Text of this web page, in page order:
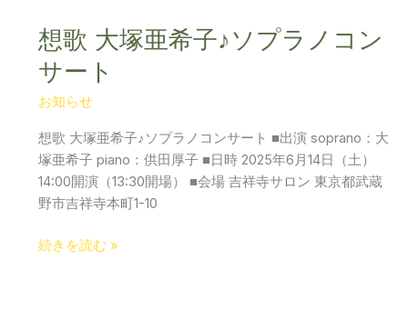
想歌 大塚亜希子♪ソプラノコン
サート
お知らせ
想歌 大塚亜希子♪ソプラノコンサート ■出演 soprano：大
塚亜希子 piano：供田厚子 ■日時 2025年6月14日（土）
14:00開演（13:30開場） ■会場 吉祥寺サロン 東京都武蔵
野市吉祥寺本町1-10
想
歌
大
塚
希
子
♪
ソ
ラ
続きを読む »